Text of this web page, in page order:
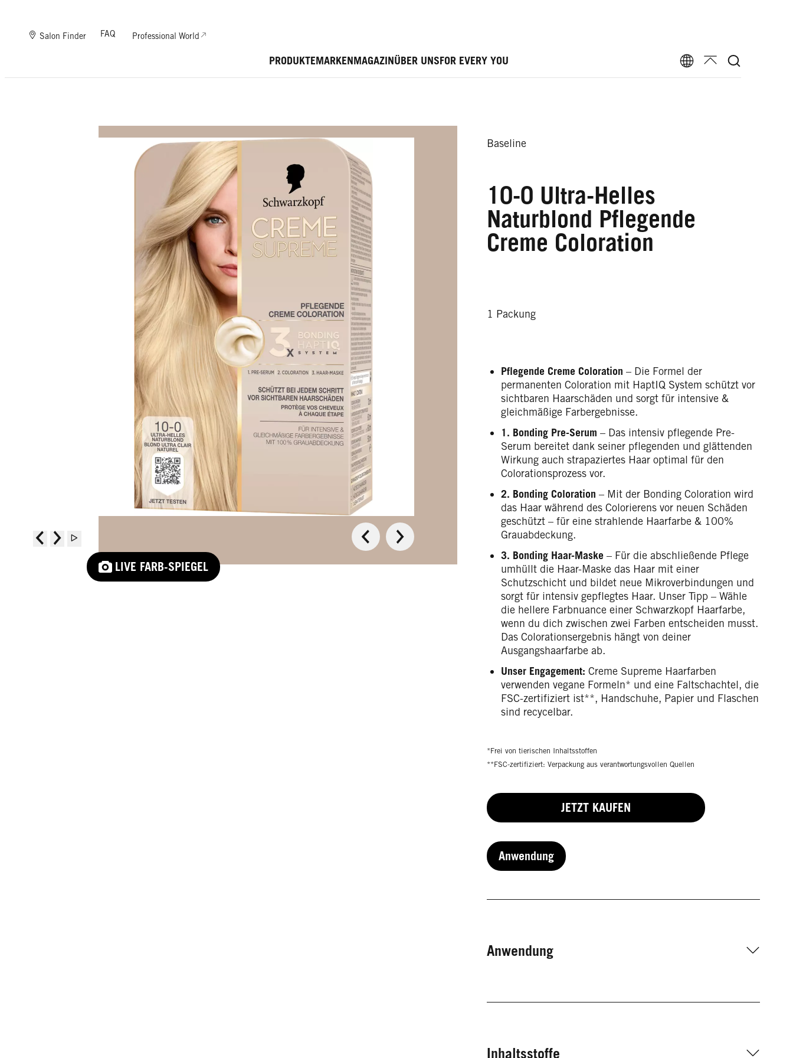
PRODUKTEMARKENMAGAZINÜBER UNSFOR EVERY YOU
Salon Finder FAQ Professional World
LIVE FARB-SPIEGEL
Baseline
10-0 Ultra-Helles
Naturblond Pflegende
Creme Coloration
1 Packung
Pflegende Creme Coloration – Die Formel der
permanenten Coloration mit HaptIQ System schützt vor
sichtbaren Haarschäden und sorgt für intensive &
gleichmäßige Farbergebnisse.
1. Bonding Pre-Serum – Das intensiv pflegende Pre-
Serum bereitet dank seiner pflegenden und glättenden
Wirkung auch strapaziertes Haar optimal für den
Colorationsprozess vor.
2. Bonding Coloration – Mit der Bonding Coloration wird
das Haar während des Colorierens vor neuen Schäden
geschützt – für eine strahlende Haarfarbe & 100%
Grauabdeckung.
3. Bonding Haar-Maske – Für die abschließende Pflege
umhüllt die Haar-Maske das Haar mit einer
Schutzschicht und bildet neue Mikroverbindungen und
sorgt für intensiv gepflegtes Haar. Unser Tipp – Wähle
die hellere Farbnuance einer Schwarzkopf Haarfarbe,
wenn du dich zwischen zwei Farben entscheiden musst.
Das Colorationsergebnis hängt von deiner
Ausgangshaarfarbe ab.
Unser Engagement: Creme Supreme Haarfarben
verwenden vegane Formeln* und eine Faltschachtel, die
FSC-zertifiziert ist**, Handschuhe, Papier und Flaschen
sind recycelbar.
*Frei von tierischen Inhaltsstoffen
**FSC-zertifiziert: Verpackung aus verantwortungsvollen Quellen
JETZT KAUFEN
Anwendung
Anwendung
Inhaltsstoffe